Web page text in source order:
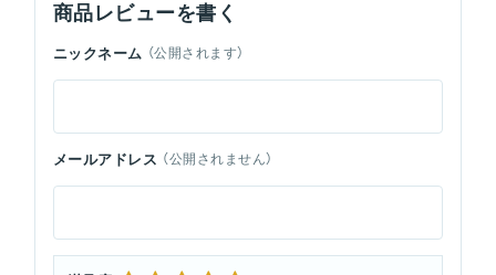
商品レビューを書く
ニックネーム （公開されます）
メールアドレス （公開されません）